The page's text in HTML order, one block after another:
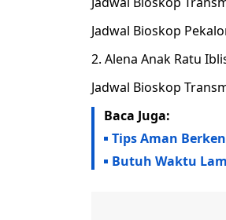
Jadwal Bioskop
Alena Anak Ratu
Jadwal Bioskop
Baca Juga:
Tips Aman
Butuh Waktu